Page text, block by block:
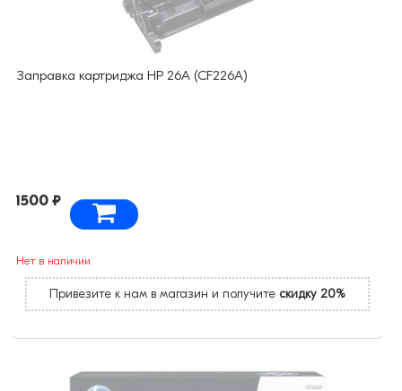
Заправка картриджа HP 26A (CF226A)
1500 ₽
Нет в наличии
Привезите к нам в магазин и получите скидку 20%